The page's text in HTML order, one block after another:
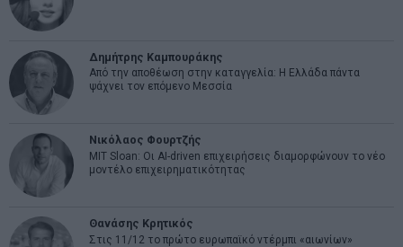
Δημήτρης Καμπουράκης
Από την αποθέωση στην καταγγελία: Η Ελλάδα πάντα
ψάχνει τον επόμενο Μεσσία
Νικόλαος Φουρτζής
MIT Sloan: Οι AI-driven επιχειρήσεις διαμορφώνουν το νέο
μοντέλο επιχειρηματικότητας
Θανάσης Κρητικός
Στις 11/12 το πρώτο ευρωπαϊκό ντέρμπι «αιωνίων»